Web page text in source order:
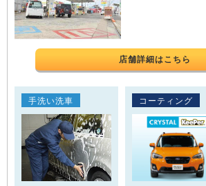
店舗詳細はこちら
手洗い洗車 コーティング